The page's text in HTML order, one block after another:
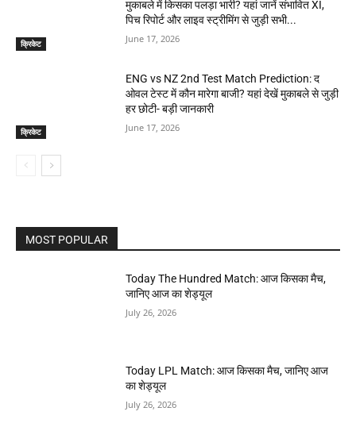
क्रिकेट
मुकाबले में किसका पलड़ा भारी? यहां जानें संभावित XI,
पिच रिपोर्ट और लाइव स्ट्रीमिंग से जुड़ी सभी...
June 17, 2026
क्रिकेट
ENG vs NZ 2nd Test Match Prediction: द
ओवल टेस्ट में कौन मारेगा बाजी? यहां देखें मुकाबले से जुड़ी
हर छोटी- बड़ी जानकारी
June 17, 2026
MOST POPULAR
Today The Hundred Match: आज किसका मैच,
जानिए आज का शेड्यूल
July 26, 2026
Today LPL Match: आज किसका मैच, जानिए आज
का शेड्यूल
July 26, 2026